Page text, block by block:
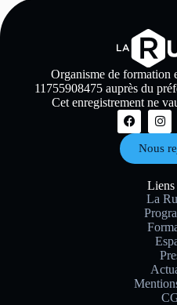
Organisme de formation
11755908475 auprès du
Cet enregistrement ne
Nous
Liens
La